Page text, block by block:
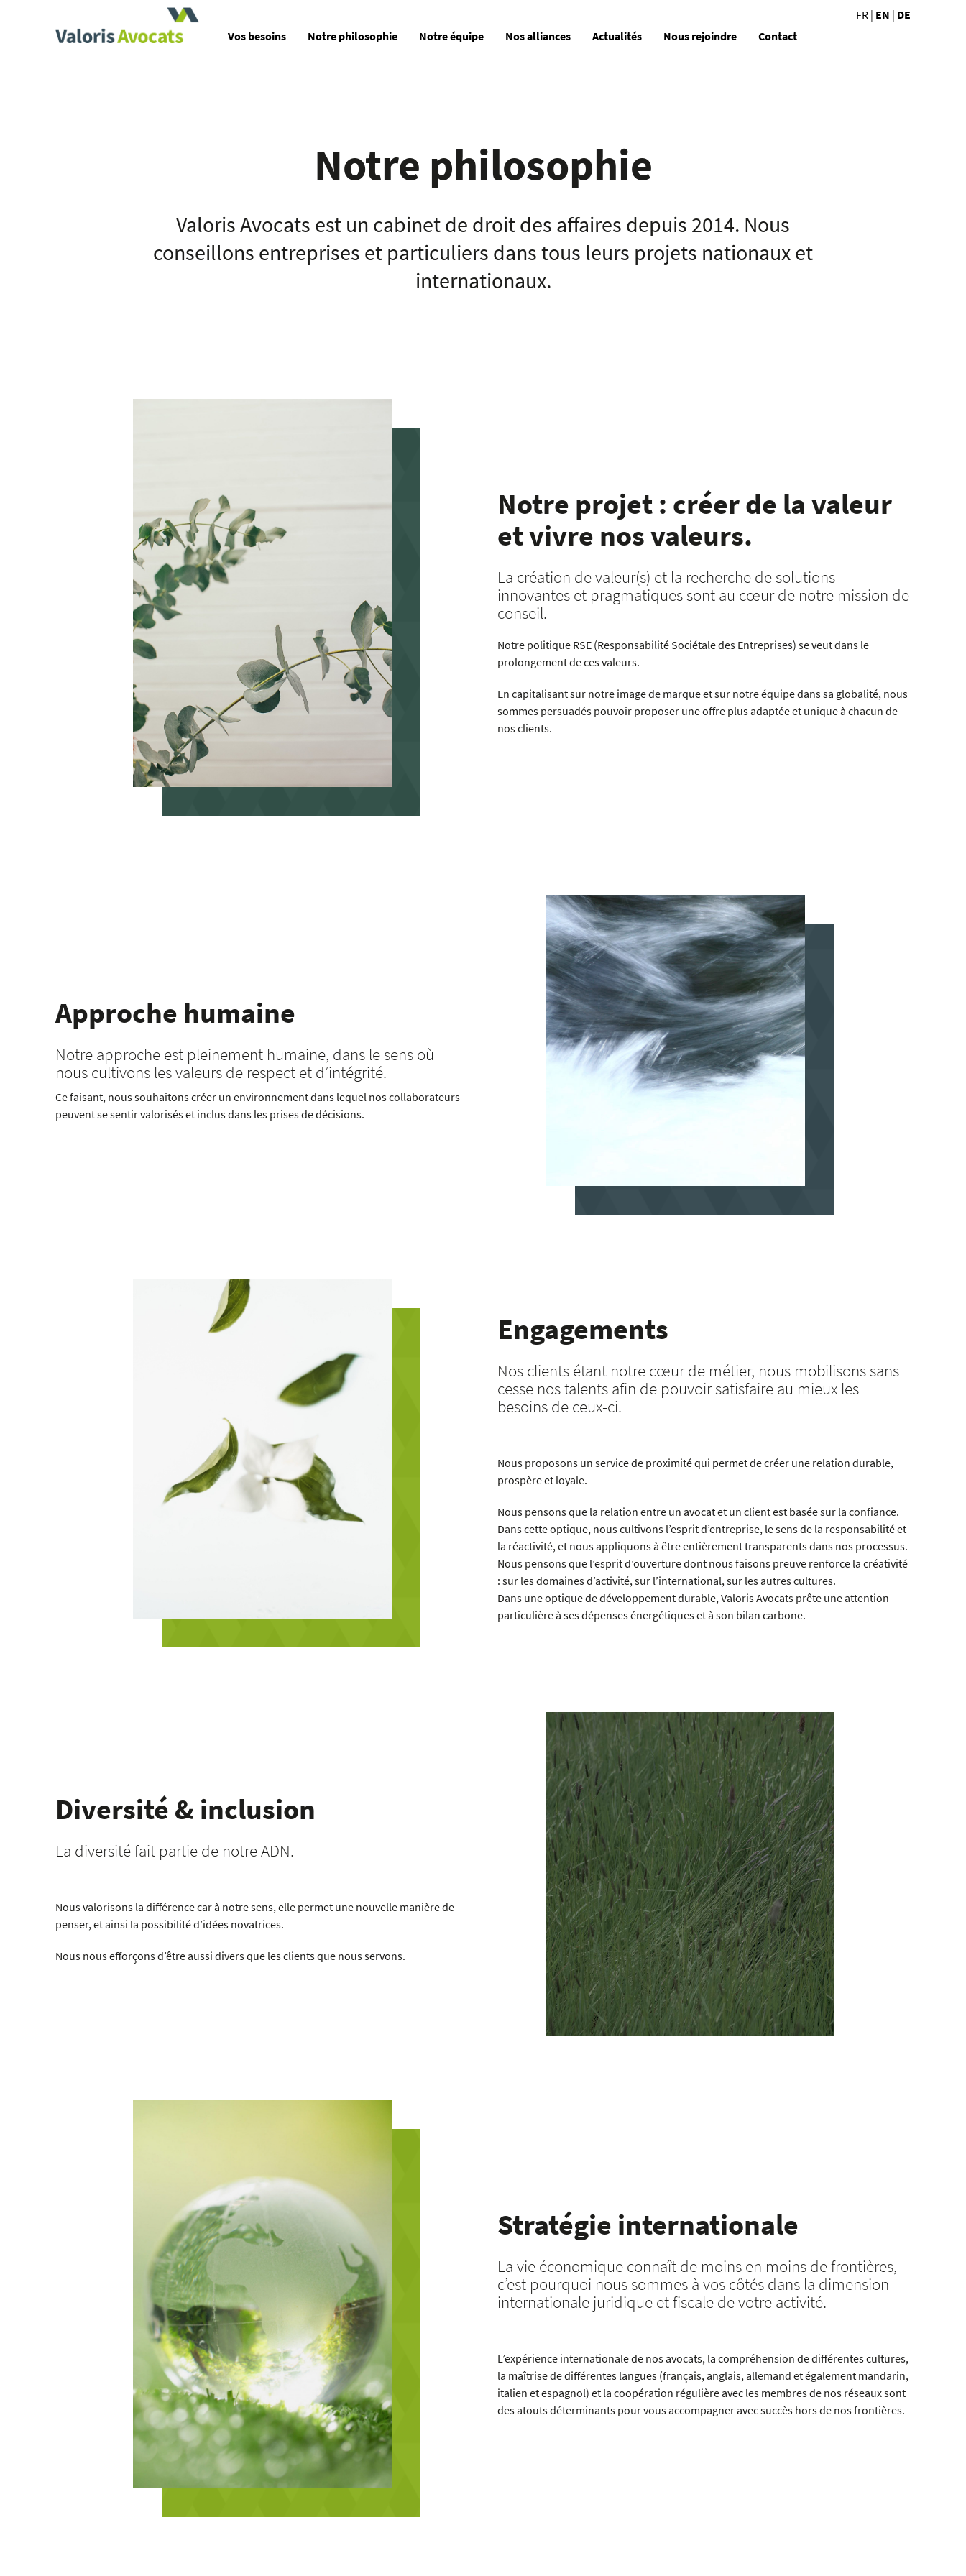
Vos besoins
Notre philosophie Notre équipe Nos alliances Actualités Nous rejoindre Contact
FR | EN | DE
Notre philosophie
Valoris Avocats est un cabinet de droit des affaires depuis 2014. Nous
conseillons entreprises et particuliers dans tous leurs projets nationaux et
internationaux.
Notre projet : créer de la valeur
et vivre nos valeurs.
La création de valeur(s) et la recherche de solutions
innovantes et pragmatiques sont au cœur de notre mission de
conseil.
Notre politique RSE (Responsabilité Sociétale des Entreprises) se veut dans le
prolongement de ces valeurs.
En capitalisant sur notre image de marque et sur notre équipe dans sa globalité, nous
sommes persuadés pouvoir proposer une offre plus adaptée et unique à chacun de
nos clients.
Approche humaine
Notre approche est pleinement humaine, dans le sens où
nous cultivons les valeurs de respect et d’intégrité.
Ce faisant, nous souhaitons créer un environnement dans lequel nos collaborateurs
peuvent se sentir valorisés et inclus dans les prises de décisions.
Engagements
Nos clients étant notre cœur de métier, nous mobilisons sans
cesse nos talents afin de pouvoir satisfaire au mieux les
besoins de ceux-ci.
Nous proposons un service de proximité qui permet de créer une relation durable,
prospère et loyale.
Nous pensons que la relation entre un avocat et un client est basée sur la confiance.
Dans cette optique, nous cultivons l’esprit d’entreprise, le sens de la responsabilité et
la réactivité, et nous appliquons à être entièrement transparents dans nos processus.
Nous pensons que l’esprit d’ouverture dont nous faisons preuve renforce la créativité
: sur les domaines d’activité, sur l’international, sur les autres cultures.
Dans une optique de développement durable, Valoris Avocats prête une attention
particulière à ses dépenses énergétiques et à son bilan carbone.
Diversité & inclusion
La diversité fait partie de notre ADN.
Nous valorisons la différence car à notre sens, elle permet une nouvelle manière de
penser, et ainsi la possibilité d’idées novatrices.
Nous nous efforçons d’être aussi divers que les clients que nous servons.
Stratégie internationale
La vie économique connaît de moins en moins de frontières,
c’est pourquoi nous sommes à vos côtés dans la dimension
internationale juridique et fiscale de votre activité.
L’expérience internationale de nos avocats, la compréhension de différentes cultures,
la maîtrise de différentes langues (français, anglais, allemand et également mandarin,
italien et espagnol) et la coopération régulière avec les membres de nos réseaux sont
des atouts déterminants pour vous accompagner avec succès hors de nos frontières.